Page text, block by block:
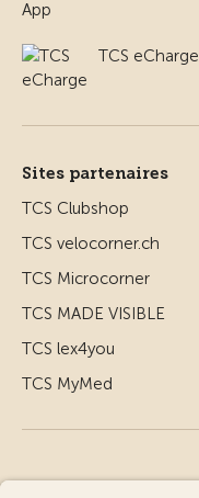
TCS eCharge
Sites partenaires
TCS Clubshop
TCS velocorner.ch
TCS Microcorner
TCS MADE VISIBLE
TCS lex4you
TCS MyMed